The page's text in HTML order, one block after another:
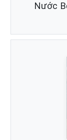
Nước